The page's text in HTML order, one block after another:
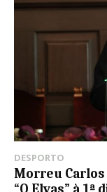
DESPORTO
Morreu